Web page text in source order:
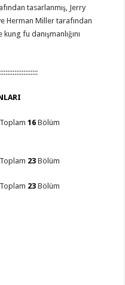
tasarlanmış, Jerry
Herman Miller tarafından
fu danışmanlığını
Toplam16 Bölüm
23Bölüm
23Bölüm